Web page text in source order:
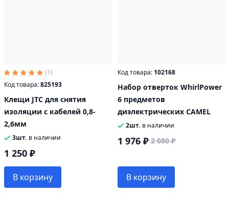
(1)
Код товара:825193
Клещи JTC для снятия
изоляции с кабелей 0,8-
2,6мм
3шт. в наличии
1 250 ₽
В корзину
Код товара: 102168
Набор отверток WhirlPower
6 предметов
диэлектрических CAMEL
2шт. в наличии
1 976 ₽ 2 080 ₽
В корзину